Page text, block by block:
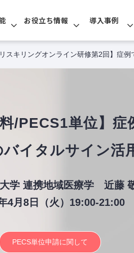
お役立ち情報 導入事例
リスキリングオンライン研修第2回】症
料/PECS1単位】
イタルサイン活
学 連携地域医療学 近藤
4月8日（火） 19:00-21:00
PECS単位申請に関して